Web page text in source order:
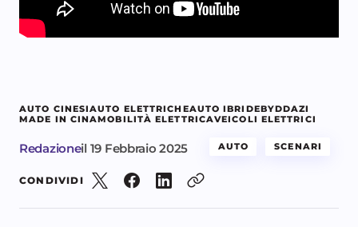
AUTO CINESIAUTO ELETTRICHEAUTO IBRIDEBYDDAZI
MADE IN CINAMOBILITÀ ELETTRICAVEICOLI ELETTRICI
Redazioneil 19 Febbraio 2025 AUTO SCENARI
CONDIVIDI